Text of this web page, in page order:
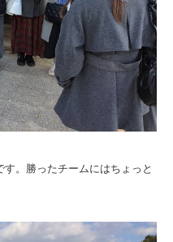
。勝ったチームにはちょっと